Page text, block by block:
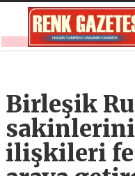
Birleşik
ilişkileri